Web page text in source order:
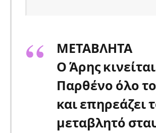
ΜΕΤΑΒΛΗΤΑ
Ο Άρης
Παρθένο όλο
και επηρεάζει
μεταβλητό